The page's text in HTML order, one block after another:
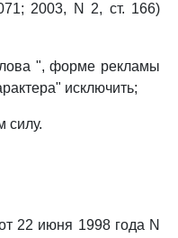
2003, N 2, ст. 166)
", форме рекламы
исключить;
силу.
22 июня 1998 года N